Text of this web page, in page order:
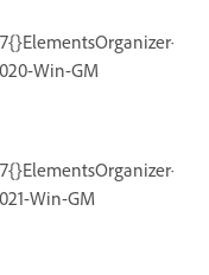
Win-GM
Win-GM